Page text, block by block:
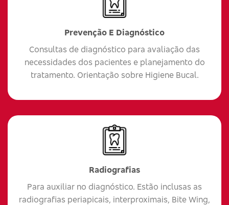
Prevenção E Diagnóstico
Consultas de diagnóstico para avaliação das
necessidades dos pacientes e planejamento do
tratamento. Orientação sobre Higiene Bucal.
Radiografias
Para auxiliar no diagnóstico. Estão inclusas as
radiografias periapicais, interproximais, Bite Wing,